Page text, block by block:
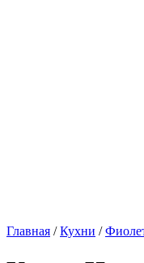
Главная /Кухни /